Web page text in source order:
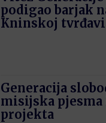
podigao barjak
Kninskoj tvrđavi
Generacija
misijska
projekta